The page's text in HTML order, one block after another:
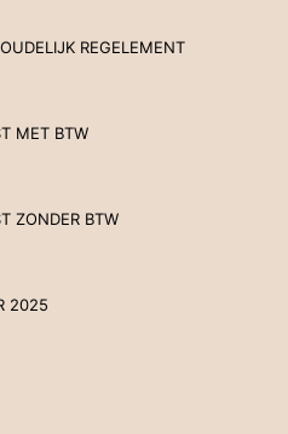
REGELEMENT
MET BTW
ZONDER BTW
2025